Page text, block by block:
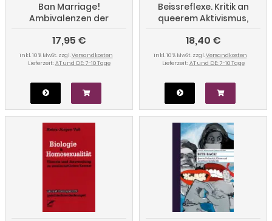
Ban Marriage!
Ambivalenzen der
Normalisierung aus
queer-feministischer
Perspektive
17,95 €
inkl. 10 % MwSt. zzgl.Versandkosten
Lieferzeit: AT und DE: 7-10 Tage
Beissreflexe. Kritik an
queerem Aktivismus,
autoritären Sehnsüchten,
Sprechverboten
18,40 €
inkl. 10 % MwSt. zzgl.Versandkosten
Lieferzeit: AT und DE: 7-10 Tage